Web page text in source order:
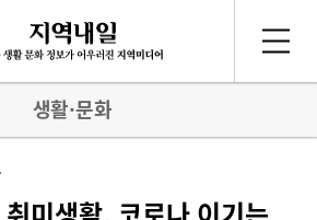
생활·문화